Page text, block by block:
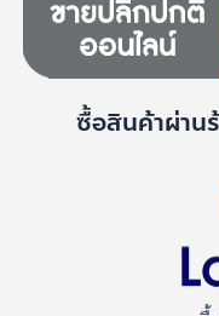
ซื้อสินค้าผ่าน